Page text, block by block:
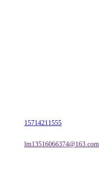
15714211555
lm13516066374@163.com